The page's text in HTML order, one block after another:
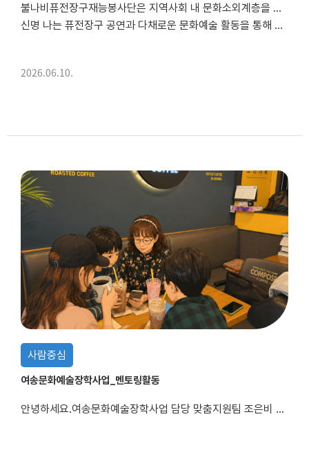
불나비퓨전장구재능봉사단은 지역사회 내 문화소외계층을 대상으로 다양한 문화공연을 제공하며, 문화 향유 기회 확대와 문화 욕구 충족을 위해 재능기부 활동을 펼치고 있습니다.
신명 나는 퓨전장구 공연과 다채로운 문화예술 활동을 통해 문화감수성을 높이고, 지역주민들에게 즐거움과 활력을 선사하고 있습니다. 또한 지속적인 사...
2026.06.10.
사람중심
여송문화예술장학사업_멘토링활동
안녕하세요.여송문화예술장학사업 담당 맞춤지원팀 조은비 사회복지사입니다:)이번 멘토링 활동은 지역사회와 연결되는 소중한 시간이 되었습니다.지체장애로 인해 평소 주로 가정에서 활동하던 하람이(가명)는 멘토와 함께지역사회 카페를 방문하며 새로운 경험을 쌓아갔습니다.카페에서 자신이 좋아하는 음료를 마시고, 멘토와 동생, 보호자와 함께 이야기를 나누며 자신의 꿈인 ...